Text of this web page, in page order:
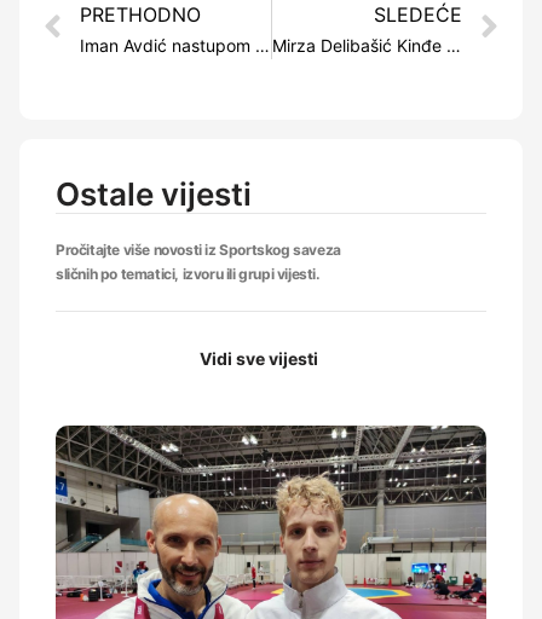
PRETHODNO
Iman Avdić nastupom na 200 metara mješovito završila učešće na Svjetskom prvenstvu
SLEDEĆE
Mirza Delibašić Kinđe kandidat za Kuću slavnih NBA lige
Ostale vijesti
Pročitajte više novosti iz Sportskog saveza
sličnih po tematici, izvoru ili grupi vijesti.
Vidi sve vijesti